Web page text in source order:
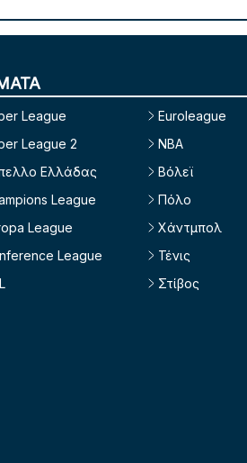
League
League 2
Ελλάδας
League
League
League
Euroleague
NBA
Βόλεϊ
Πόλο
Χάντμπολ
Τένις
Στίβος